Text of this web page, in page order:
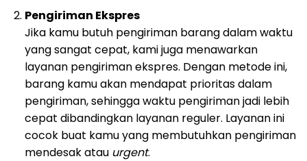
Pengiriman Ekspres
Jika kamu butuh pengiriman barang dalam waktu
yang sangat cepat, kami juga menawarkan
layanan pengiriman ekspres. Dengan metode ini,
barang kamu akan mendapat prioritas dalam
pengiriman, sehingga waktu pengiriman jadi lebih
cepat dibandingkan layanan reguler. Layanan ini
cocok buat kamu yang membutuhkan pengiriman
mendesak atau urgent.